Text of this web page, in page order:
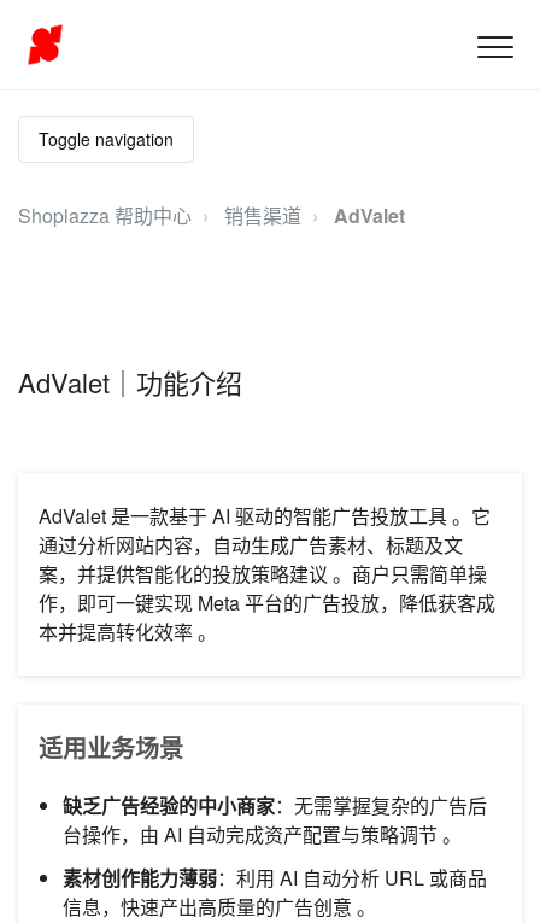
Toggle navigation
Shoplazza 帮助中心 销售渠道 AdValet
AdValet｜功能介绍
AdValet 是一款基于 AI 驱动的智能广告投放工具 。它
通过分析网站内容，自动生成广告素材、标题及文
案，并提供智能化的投放策略建议 。商户只需简单操
作，即可一键实现 Meta 平台的广告投放，降低获客成
本并提高转化效率 。
适用业务场景
缺乏广告经验的中小商家：无需掌握复杂的广告后
台操作，由 AI 自动完成资产配置与策略调节 。
素材创作能力薄弱：利用 AI 自动分析 URL 或商品
信息，快速产出高质量的广告创意 。